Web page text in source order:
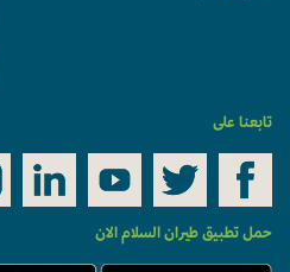
تابعنا على
حمل تطبيق طيران السلام الان